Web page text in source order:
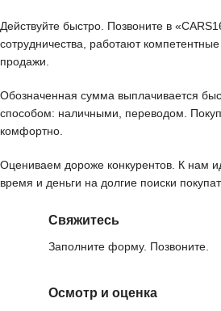
Действуйте быстро. Позвоните в
сотрудничества, работают
продажи.
Обозначенная сумма выплачивается
способом: наличными, переводом.
комфортно.
Оцениваем дороже конкурентов. К нам
время и деньги на долгие поиски
Свяжитесь
Заполните форму. Позвоните.
Осмотр и оценка